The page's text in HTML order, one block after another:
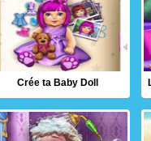
Crée ta Baby Doll